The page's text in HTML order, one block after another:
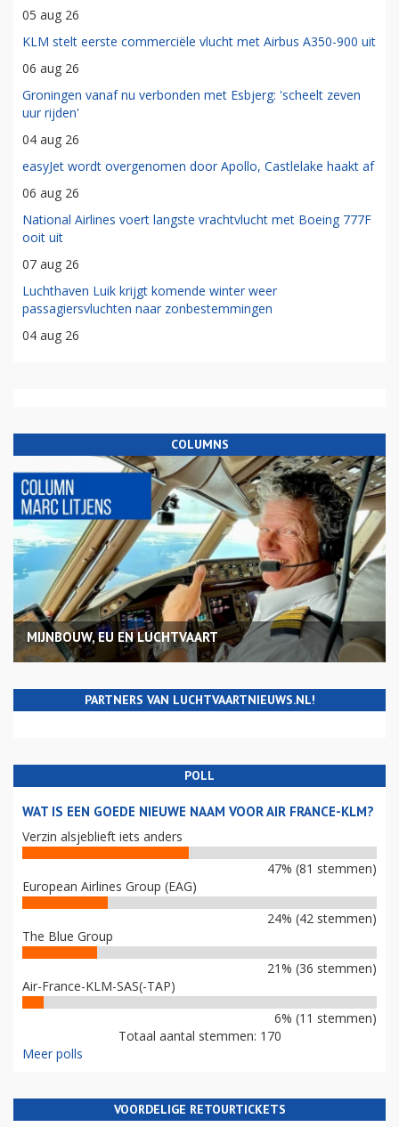
05 aug 26
KLM stelt eerste commerciële vlucht met Airbus A350-900 uit
06 aug 26
Groningen vanaf nu verbonden met Esbjerg: 'scheelt zeven
uur rijden'
04 aug 26
easyJet wordt overgenomen door Apollo, Castlelake haakt af
06 aug 26
National Airlines voert langste vrachtvlucht met Boeing 777F
ooit uit
07 aug 26
Luchthaven Luik krijgt komende winter weer
passagiersvluchten naar zonbestemmingen
04 aug 26
COLUMNS
MIJNBOUW, EU EN LUCHTVAART
PARTNERS VAN LUCHTVAARTNIEUWS.NL!
POLL
WAT IS EEN GOEDE NIEUWE NAAM VOOR AIR FRANCE-KLM?
Verzin alsjeblieft iets anders
47% (81 stemmen)
European Airlines Group (EAG)
24% (42 stemmen)
The Blue Group
21% (36 stemmen)
Air-France-KLM-SAS(-TAP)
6% (11 stemmen)
Totaal aantal stemmen: 170
Meer polls
VOORDELIGE RETOURTICKETS